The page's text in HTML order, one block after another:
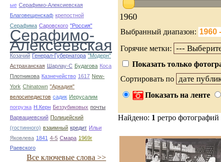
ые Серафимо-Алексиевская
Благовещенскаф крепостной
Серафима Саровского "Россия"
Серафимо-
Алексеевская
Козачий Генерал-Губернатора "Модерн"
Астраханская Шарлау-С Будагова Коса
Плотникова Казнечейство 1617 New-
York Chinatown "Аркадия"
велосипедистов садик Иерусалим
погрузка Н.Керн Беззубиковых почты
Варвациевский Полицейский
(гостинного) взаимный кредит Ильи
Яковлева 1841 4-5 Смара 1969г
Раевского
Все ключевые слова >>
1960
Выбранный диапазон:
Горячие метки:
Показать только
Сортировать по
Показать на ленте
Найдено: 1 ретро